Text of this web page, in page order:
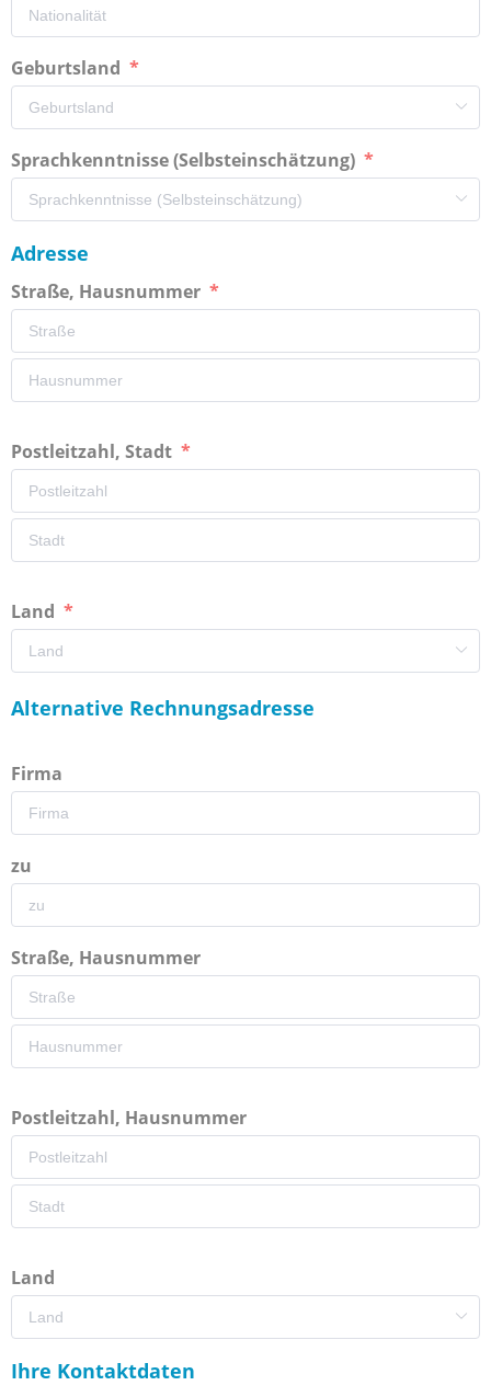
Geburtsland
Sprachkenntnisse (Selbsteinschätzung)
Adresse
Straße, Hausnummer
Postleitzahl, Stadt
Land
Alternative Rechnungsadresse
Firma
zu
Straße, Hausnummer
Postleitzahl, Hausnummer
Land
Ihre Kontaktdaten